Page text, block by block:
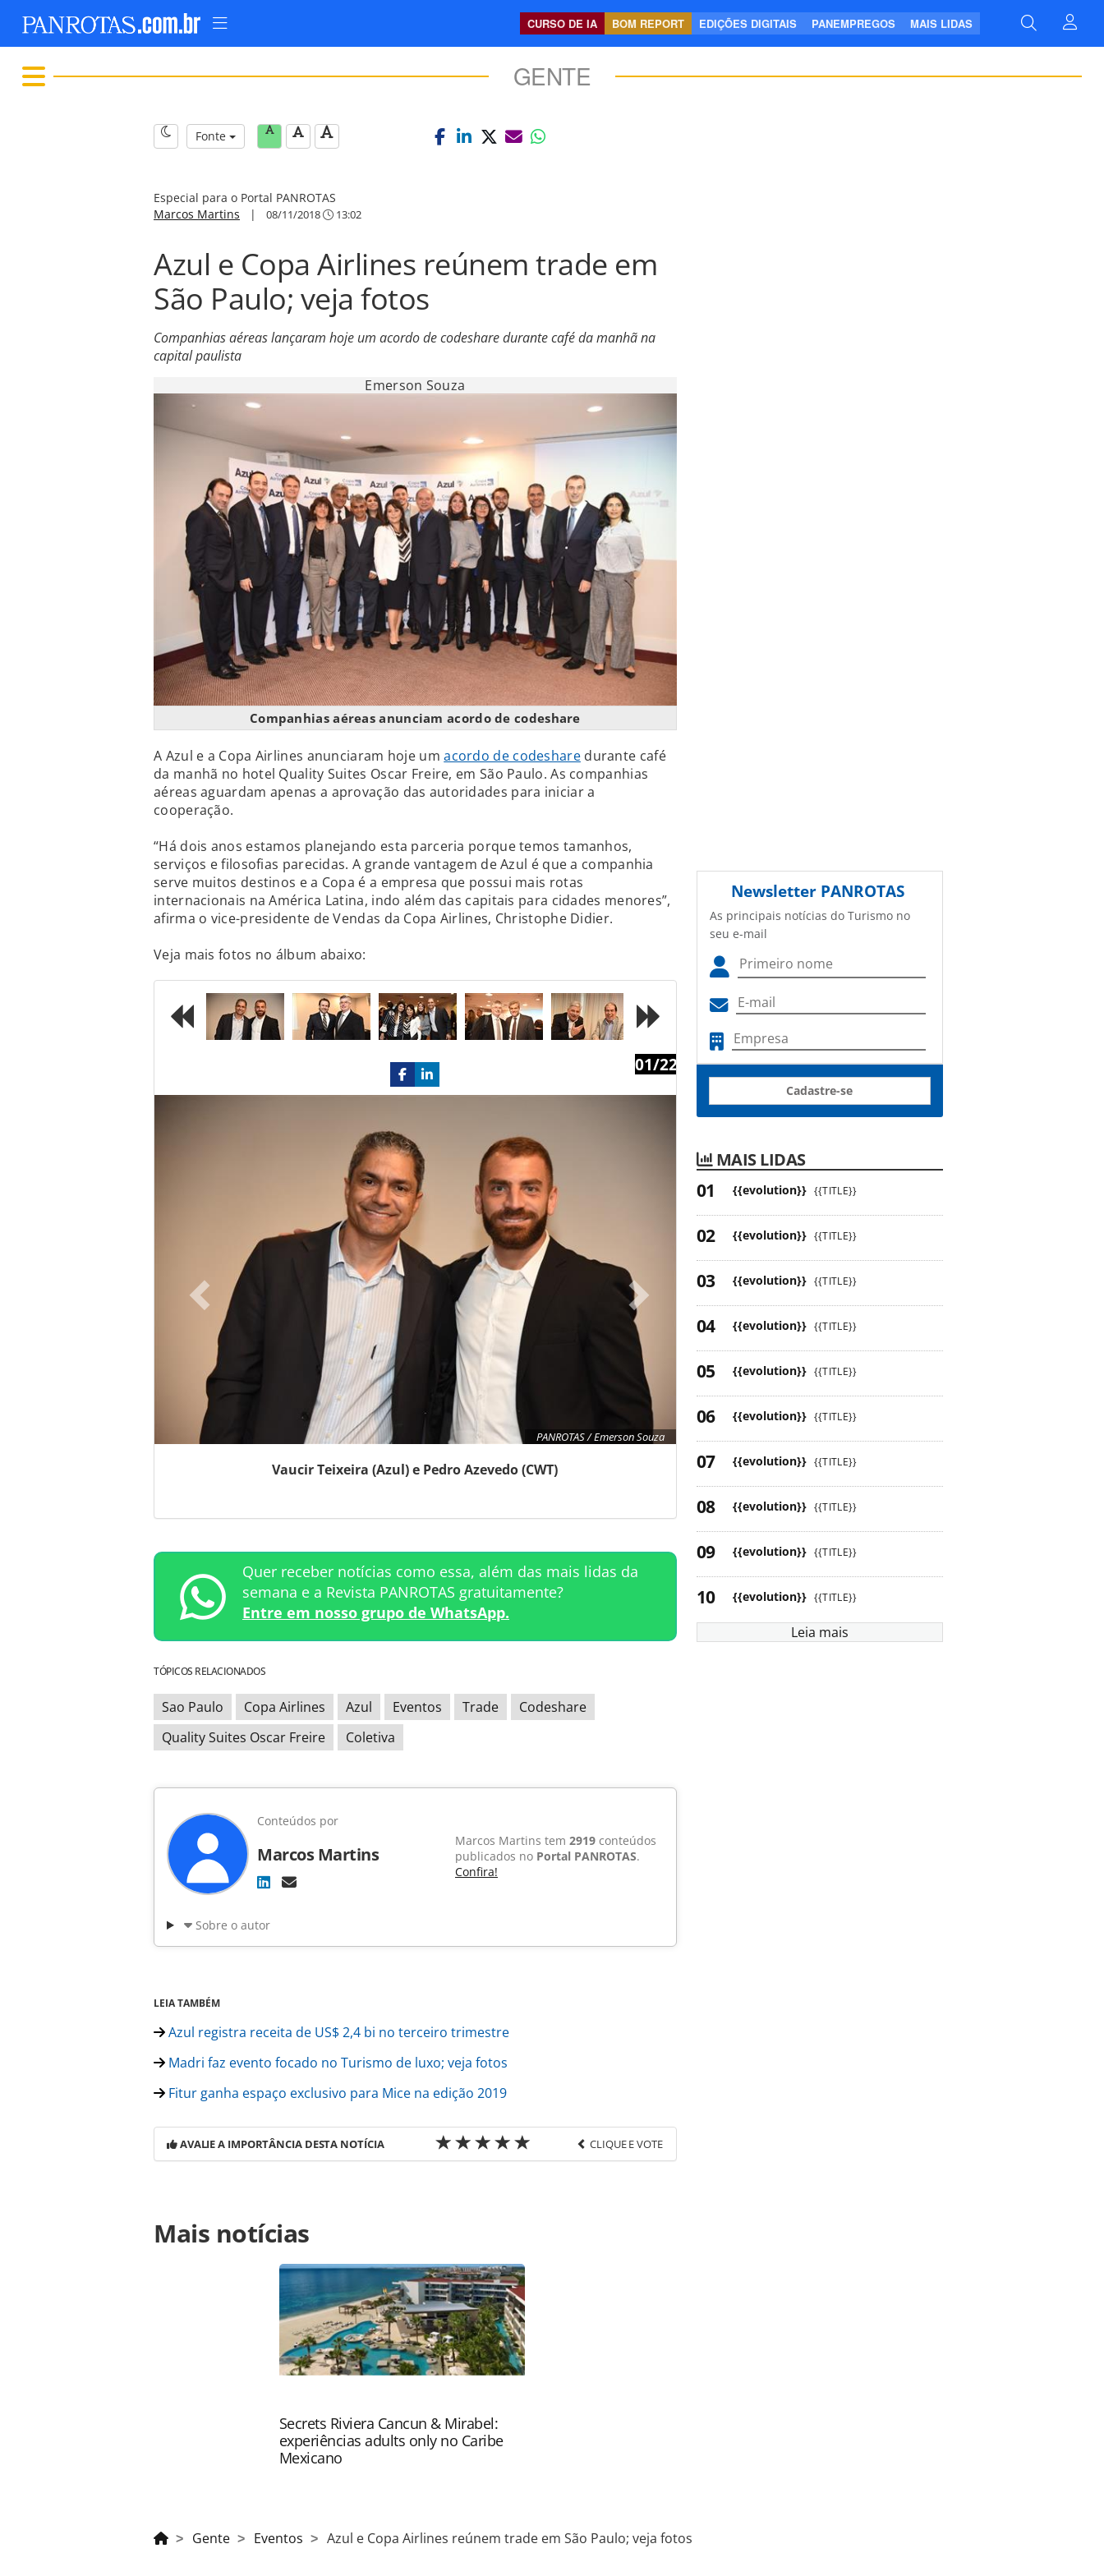
CURSO DE IA BOM REPORT EDIÇÕES DIGITAIS PANEMPREGOS MAIS LIDAS
GENTE
Fonte
Especial para o Portal PANROTAS
Marcos Martins | 08/11/2018 13:02
Azul e Copa Airlines reúnem trade em
São Paulo; veja fotos
Companhias aéreas lançaram hoje um acordo de codeshare durante café da manhã na
capital paulista
Emerson Souza
Companhias aéreas anunciam acordo de codeshare
A Azul e a Copa Airlines anunciaram hoje umacordo de codesharedurante café
da manhã no hotel Quality Suites Oscar Freire, em São Paulo. As companhias
aéreas aguardam apenas a aprovação das autoridades para iniciar a
cooperação.
“Há dois anos estamos planejando esta parceria porque temos tamanhos,
serviços e filosofias parecidas. A grande vantagem de Azul é que a companhia
serve muitos destinos e a Copa é a empresa que possui mais rotas
internacionais na América Latina, indo além das capitais para cidades menores”,
afirma o vice-presidente de Vendas da Copa Airlines, Christophe Didier.
Veja mais fotos no álbum abaixo:
PANROTAS / Emerson Souza
01/22
Vaucir Teixeira (Azul) e Pedro Azevedo (CWT)
Next
Quer receber notícias como essa, além das mais lidas da
semana e a Revista PANROTAS gratuitamente?
Entre em nosso grupo de WhatsApp.
TÓPICOS RELACIONADOS
Sao Paulo Copa Airlines Azul Eventos Trade
Codeshare
Quality Suites Oscar Freire
Coletiva
Conteúdos por
Marcos Martins
Marcos Martins tem 2919 conteúdos
publicados no Portal PANROTAS.
Confira!
Sobre o autor
LEIA TAMBÉM
Azul registra receita de US$ 2,4 bi no terceiro trimestre
Madri faz evento focado no Turismo de luxo; veja fotos
Fitur ganha espaço exclusivo para Mice na edição 2019
AVALIE A IMPORTÂNCIA DESTA NOTÍCIA CLIQUE E VOTE
https://www.panrotas.com.br/gente/eventos/2018/11/azul-e-copa-airlines-reunem-
trade-em-sao-paulo-veja-fotos_160189.html ou as ferramentas oferecidas na página.
Todo o conteúdo produzido pela PANROTAS Editora é protegido pela legislação
brasileira sobre direito autoral. Não reproduza o conteúdo sem autorização da
PANROTAS Editora (copyright@panrotas.com.br).
Mais notícias
Secrets Riviera Cancun & Mirabel:
experiências adults only no Caribe
Mexicano
Newsletter PANROTAS
As principais notícias do Turismo no
seu e-mail
Cadastre-se
MAIS LIDAS
{{evolution}} {{TITLE}}
{{evolution}} {{TITLE}}
{{evolution}} {{TITLE}}
{{evolution}} {{TITLE}}
{{evolution}} {{TITLE}}
{{evolution}} {{TITLE}}
{{evolution}} {{TITLE}}
{{evolution}} {{TITLE}}
{{evolution}} {{TITLE}}
{{evolution}} {{TITLE}}
Leia mais
Gente Eventos Azul e Copa Airlines reúnem trade em São Paulo; veja fotos